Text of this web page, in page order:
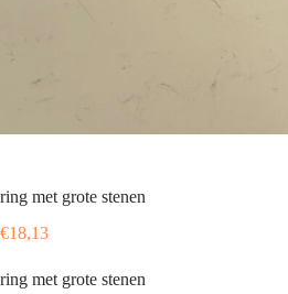
ring met grote stenen
€18,13
ring met grote stenen